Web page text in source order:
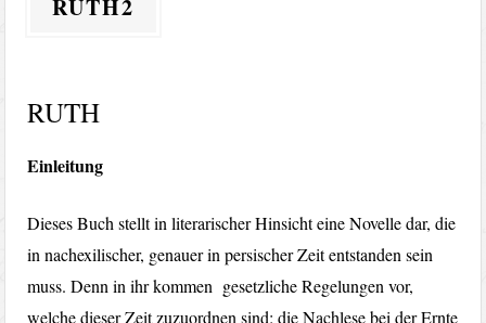
RUTH2
RUTH
Einleitung
Dieses Buch stellt in literarischer Hinsicht eine Novelle dar, die
in nachexilischer, genauer in persischer Zeit entstanden sein
muss. Denn in ihr kommen gesetzliche Regelungen vor,
welche dieser Zeit zuzuordnen sind: die Nachlese bei der Ernte